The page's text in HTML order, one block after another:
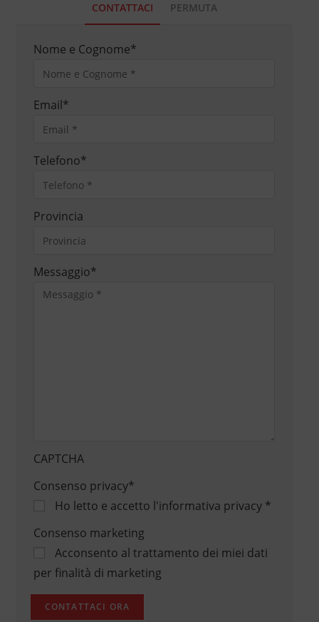
CONTATTACI PERMUTA
Nome e Cognome*
Email*
Telefono*
Provincia
Messaggio*
CAPTCHA
Consenso privacy*
Ho letto e accetto l'informativa privacy*
Consenso marketing
Acconsento al trattamento dei miei dati
per finalità di marketing